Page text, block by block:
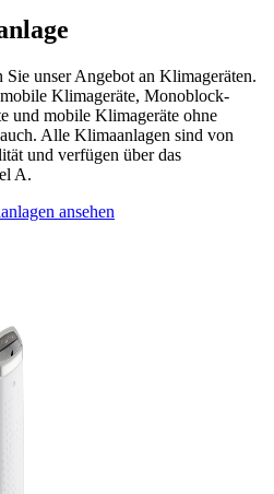
unser Angebot an Klimageräten.
Klimageräte, Monoblock-
und mobile Klimageräte ohne
Alle Klimaanlagen sind von
und verfügen über das
A.
ansehen